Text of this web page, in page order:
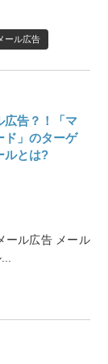
ール広告
広告？！「マ
ド」のターゲ
ルとは?
ール広告 メール